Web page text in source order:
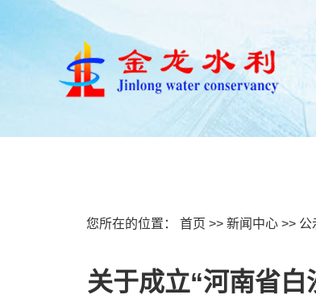
您所在的位置： 首页 >> 新闻中心 >> 公
关于成立“河南省